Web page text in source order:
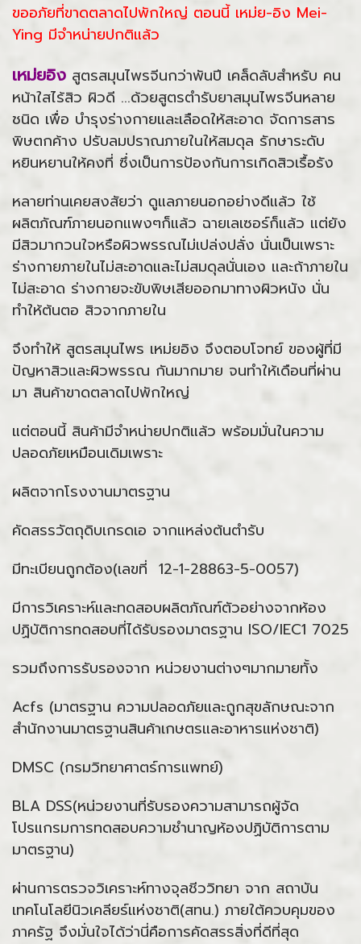
ขออภัยที่ขาดตลาดไปพักใหญ่ ตอนนี้ เหม่ย-อิง Mei-
Ying มีจำหน่ายปกติแล้ว
เหม่ยอิง สูตรสมุนไพรจีนกว่าพันปี เคล็ดลับสำหรับ คน
หน้าใสไร้สิว ผิวดี ...ด้วยสูตรตำรับยาสมุนไพรจีนหลาย
ชนิด เพื่อ บำรุงร่างกายและเลือดให้สะอาด จัดการสาร
พิษตกค้าง ปรับลมปราณภายในให้สมดุล รักษาระดับ
หยินหยานให้คงที่ ซึ่งเป็นการป้องกันการเกิดสิวเรื้อรัง
หลายท่านเคยสงสัยว่า ดูแลภายนอกอย่างดีแล้ว ใช้
ผลิตภัณฑ์ภายนอกแพงๆก็แล้ว ฉายเลเซอร์ก็แล้ว แต่ยัง
มีสิวมากวนใจหรือผิวพรรณไม่เปล่งปลั่ง นั่นเป็นเพราะ
ร่างกายภายในไม่สะอาดและไม่สมดุลนั่นเอง และถ้าภายใน
ไม่สะอาด ร่างกายจะขับพิษเสียออกมาทางผิวหนัง นั่น
ทำให้ต้นตอ สิวจากภายใน
จึงทำให้ สูตรสมุนไพร เหม่ยอิง จึงตอบโจทย์ ของผู้ที่มี
ปัญหาสิวและผิวพรรณ กันมากมาย จนทำให้เดือนที่ผ่าน
มา สินค้าขาดตลาดไปพักใหญ่
แต่ตอนนี้ สินค้ามีจำหน่ายปกติแล้ว พร้อมมั่นในความ
ปลอดภัยเหมือนเดิมเพราะ
ผลิตจากโรงงานมาตรฐาน
คัดสรรวัตถุดิบเกรดเอ จากแหล่งต้นตำรับ
มีทะเบียนถูกต้อง(เลขที่ 12-1-28863-5-0057)
มีการวิเคราะห์และทดสอบผลิตภัณฑ์ตัวอย่างจากห้อง
ปฏิบัติการทดสอบที่ได้รับรองมาตรฐาน ISO/IEC1 7025
รวมถึงการรับรองจาก หน่วยงานต่างๆมากมายทั้ง
Acfs (มาตรฐาน ความปลอดภัยและถูกสุขลักษณะจาก
สำนักงานมาตรฐานสินค้าเกษตรและอาหารแห่งชาติ)
DMSC (กรมวิทยาศาตร์การแพทย์)
BLA DSS(หน่วยงานที่รับรองความสามารถผู้จัด
โปรแกรมการทดสอบความชำนาญห้องปฏิบัติการตาม
มาตรฐาน)
ผ่านการตรวจวิเคราะห์ทางจุลชีววิทยา จาก สถาบัน
เทคโนโลยีนิวเคลียร์แห่งชาติ(สทน.) ภายใต้ควบคุมของ
ภาครัฐ จึงมั่นใจได้ว่านี่คือการคัดสรรสิ่งที่ดีที่สุด